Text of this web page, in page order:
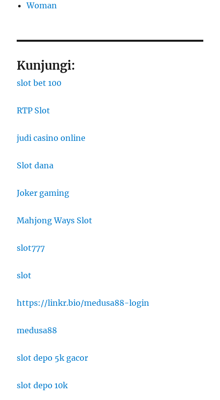
Woman
Kunjungi:
slot bet 100
RTP Slot
judi casino online
Slot dana
Joker gaming
Mahjong Ways Slot
slot777
slot
https://linkr.bio/medusa88-login
medusa88
slot depo 5k gacor
slot depo 10k